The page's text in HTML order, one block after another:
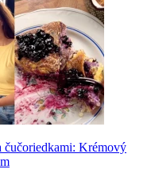
čučoriedkami: Krémový